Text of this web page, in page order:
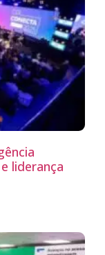
liderança